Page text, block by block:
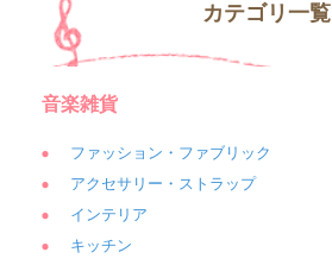
カテゴリ一覧
音楽雑貨
ファッション・ファブリック
アクセサリー・ストラップ
インテリア
キッチン